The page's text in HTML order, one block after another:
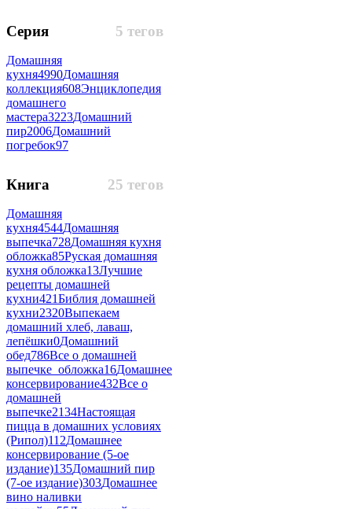
5 тегов
Серия
Домашняя
кухня4990Домашняя
коллекция608Энциклопедия
домашнего
мастера3223Домашний
пир2006Домашний
погребок97
25 тегов
Книга
Домашняя
кухня4544Домашняя
выпечка728Домашняя кухня
обложка85Руская домашняя
кухня обложка13Лучшие
рецепты домашней
кухни421Библия домашней
кухни2320Выпекаем
домашний хлеб, лаваш,
лепёшки0Домашний
обед786Все о домашней
выпечке_обложка16Домашнее
консервирование432Все о
домашней
выпечке2134Настоящая
пицца в домашних условиях
(Рипол)112Домашнее
консервирование (5-ое
издание)135Домашний пир
(7-ое издание)303Домашнее
вино наливки